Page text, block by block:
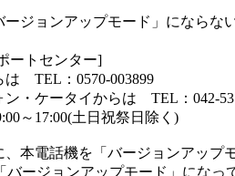
ージョンアップモード」にならな
ートセンター]
は TEL：0570-003899
ン・ケータイからは TEL：042-
～17:00(土日祝祭日除く)
、本電話機を「バージョンアップ
バージョンアップモード」にな